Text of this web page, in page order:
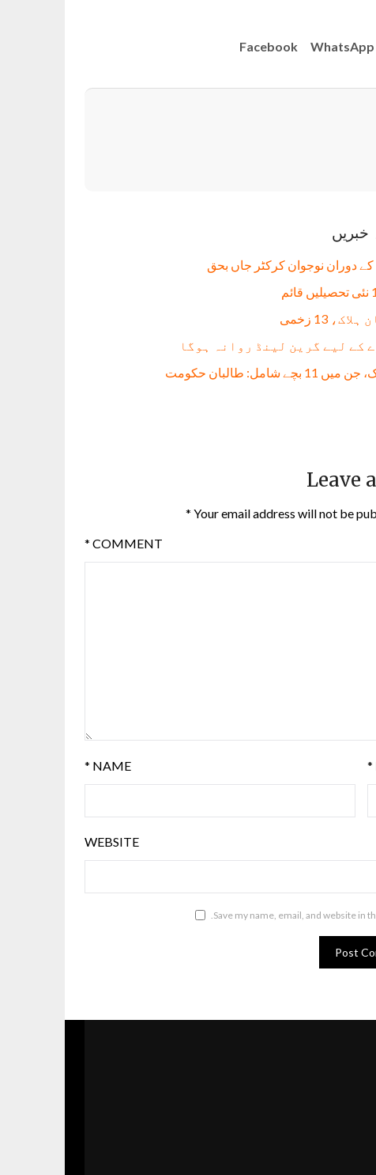
Facebook WhatsApp
خبریں
دوران نوجوان کرکٹر جاں بحق
کے لیے گرین لینڈ روانہ ہوگا
Leave
Your email address will not be
*
COMMENT
*
NAME
* *
WEBSITE
Save my name, email, and website in